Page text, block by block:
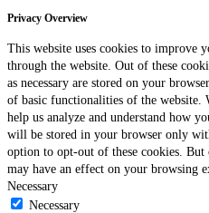
Privacy Overview
This website uses cookies to improve
through the website. Out of these
as necessary are stored on your
of basic functionalities of the website.
help us analyze and understand how
will be stored in your browser only
option to opt-out of these cookies.
may have an effect on your browsing
Necessary
Necessary